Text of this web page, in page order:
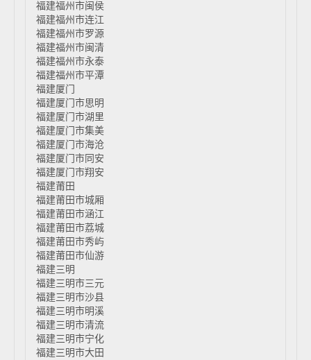
福建福州市闽侯
福建福州市连江
福建福州市罗源
福建福州市闽清
福建福州市永泰
福建福州市平潭
福建厦门
福建厦门市思明
福建厦门市湖里
福建厦门市集美
福建厦门市海沧
福建厦门市同安
福建厦门市翔安
福建莆田
福建莆田市城厢
福建莆田市涵江
福建莆田市荔城
福建莆田市秀屿
福建莆田市仙游
福建三明
福建三明市三元
福建三明市沙县
福建三明市明溪
福建三明市清流
福建三明市宁化
福建三明市大田